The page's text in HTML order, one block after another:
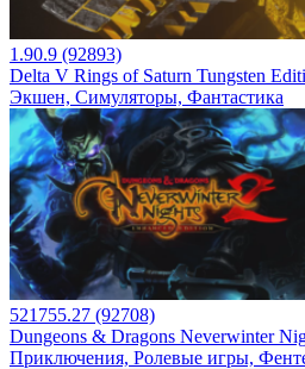
1.90.9 (92893)
Delta V Rings of Saturn Tungsten
Экшен, Симуляторы, Фантастика
521755.27 (92708)
Dungeons & Dragons Neverwinter
Приключения, Ролевые игры,